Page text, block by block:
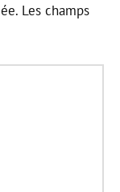
Les champs